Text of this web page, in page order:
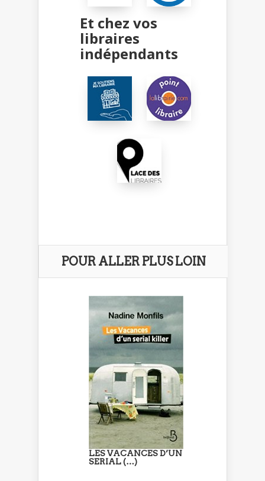
Et chez vos
libraires
indépendants
POUR ALLER PLUS LOIN
LES VACANCES D’UN
SERIAL (…)